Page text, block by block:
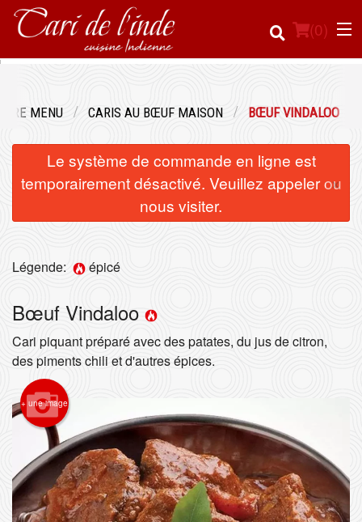
(0)
Emplacement
Panier (0)
MENU CARIS AU BŒUF MAISON BŒUF VINDALOO
Le système de commande en ligne est
temporairement désactivé. Veuillez appeler ou
nous visiter.
×
Légende: épicé
Bœuf Vindaloo
Cari piquant préparé avec des patates, du jus de citron,
des piments chili et d'autres épices.
+ une image